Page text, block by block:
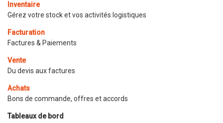
Inventaire
Gérez votre stock et vos activités logistiques
Facturation
Factures & Paiements
Vente
Du devis aux factures
Achats
Bons de commande, offres et accords
Tableaux de bord